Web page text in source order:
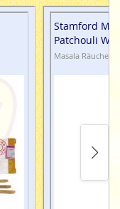
Stamford
Patchouli
Masala